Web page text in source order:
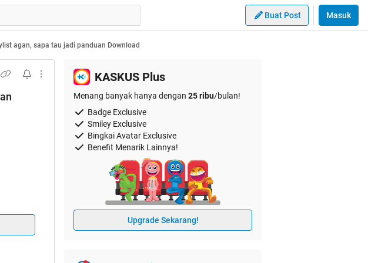
Buat Post Masuk
agan, sapa tau jadi panduan Download
KASKUS Plus
Menang banyak hanya dengan 25 ribu/bulan!
Badge Exclusive
Smiley Exclusive
Bingkai Avatar Exclusive
Benefit Menarik Lainnya!
Upgrade Sekarang!